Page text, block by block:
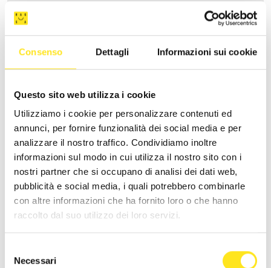
Consenso Dettagli Informazioni sui cookie
Questo sito web utilizza i cookie
Utilizziamo i cookie per personalizzare contenuti ed
annunci, per fornire funzionalità dei social media e per
analizzare il nostro traffico. Condividiamo inoltre
informazioni sul modo in cui utilizza il nostro sito con i
nostri partner che si occupano di analisi dei dati web,
pubblicità e social media, i quali potrebbero combinarle
con altre informazioni che ha fornito loro o che hanno
raccolto dal suo utilizzo dei loro servizi.
delNecessari
CASA ARDITO